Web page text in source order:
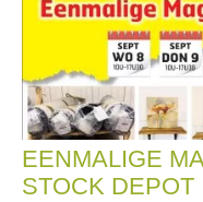
EENMALIGE
STOCK DEPOT